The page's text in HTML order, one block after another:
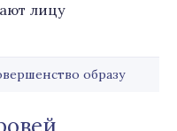
лицу
образу